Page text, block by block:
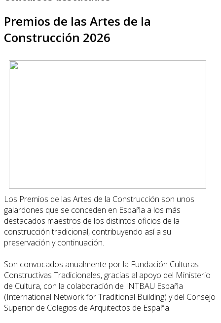
Premios de las Artes de la
Construcción 2026
Los Premios de las Artes de la Construcción son unos
galardones que se conceden en España a los más
destacados maestros de los distintos oficios de la
construcción tradicional, contribuyendo así a su
preservación y continuación.
Son convocados anualmente por la Fundación Culturas
Constructivas Tradicionales, gracias al apoyo del Ministerio
de Cultura, con la colaboración de INTBAU España
(International Network for Traditional Building) y del Consejo
Superior de Colegios de Arquitectos de España.